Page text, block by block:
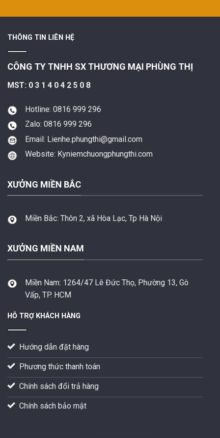
THÔNG TIN LIÊN HỆ
CÔNG TY TNHH SX THƯƠNG MẠI PHÙNG THỊ
MST: 0 3 1 4 0 4 2 5 0 8
Hotline: 0816 999 296
Zalo: 0816 999 296
Email: Lienhe.phungthi@gmail.com
Website: Kyniemchuongphungthi.com
XƯỞNG MIỀN BẮC
Miền Bắc: Thôn 2, xã Hòa Lạc, Tp Hà Nội
XƯỞNG MIỀN NAM
Miền Nam: 1264/47 Lê Đức Thọ, Phường 13, Gò
Vấp, TP. HCM
HỖ TRỢ KHÁCH HÀNG
Hướng dẫn đặt hàng
Phương thức thanh toán
Chính sách đổi trả hàng
Chính sách bảo mật